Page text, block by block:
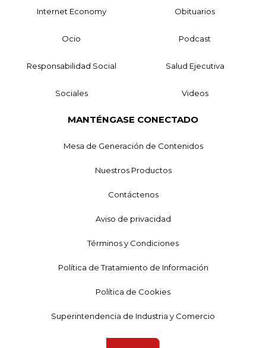
Internet Economy Obituarios
Ocio Podcast
Responsabilidad Social Salud Ejecutiva
Sociales Videos
MANTÉNGASE CONECTADO
Mesa de Generación de Contenidos
Nuestros Productos
Contáctenos
Aviso de privacidad
Términos y Condiciones
Política de Tratamiento de Información
Política de Cookies
Superintendencia de Industria y Comercio